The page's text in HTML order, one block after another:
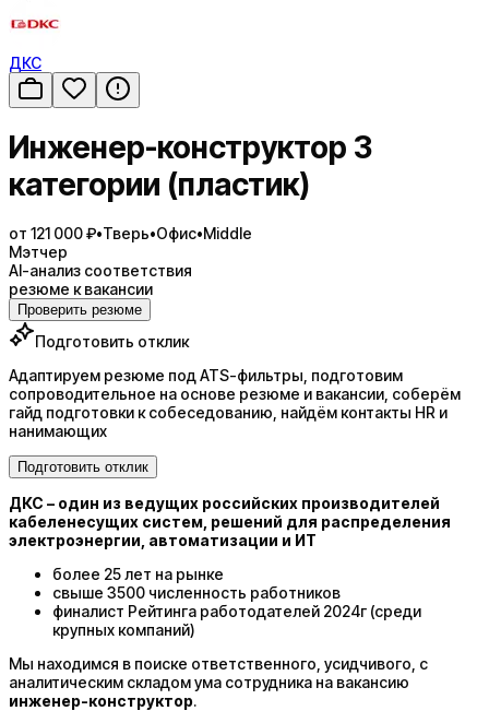
ДКС
Инженер-конструктор 3
категории (пластик)
от 121 000 ₽•Тверь•Офис•Middle
Мэтчер
AI-анализ соответствия
резюме к вакансии
Проверить резюме
Подготовить отклик
Адаптируем резюме под ATS-фильтры, подготовим
сопроводительное на основе резюме и вакансии, соберём
гайд подготовки к собеседованию, найдём контакты HR и
нанимающих
Подготовить отклик
ДКС – один из ведущих российских производителей
кабеленесущих систем, решений для распределения
электроэнергии, автоматизации и ИТ
более 25 лет на рынке
свыше 3500 численность работников
финалист Рейтинга работодателей 2024г (среди
крупных компаний)
Мы находимся в поиске ответственного, усидчивого, с
аналитическим складом ума сотрудника на вакансию
инженер-конструктор.